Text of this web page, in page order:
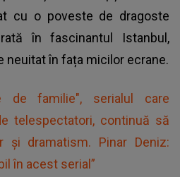
cu o poveste de dragoste
în fascinantul Istanbul,
neuitat în fața micilor ecrane.
de familie", serialul care
telespectatori, continuă să
și dramatism. Pinar Deniz:
în acest serial”